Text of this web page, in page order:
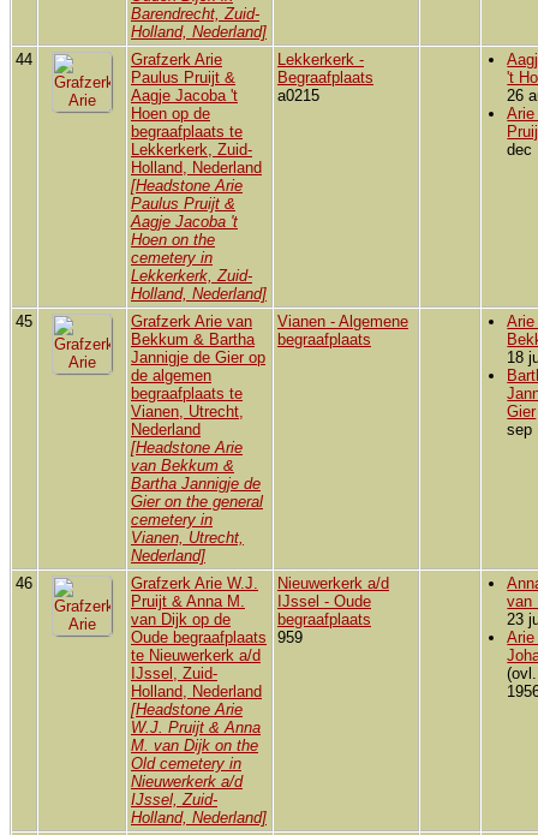
Barendrecht, Zuid-
Holland, Nederland]
44
Grafzerk Arie
Paulus Pruijt &
Aagje Jacoba 't
Hoen op de
begraafplaats te
Lekkerkerk, Zuid-
Holland, Nederland
[Headstone Arie
Paulus Pruijt &
Aagje Jacoba 't
Hoen on the
cemetery in
Lekkerkerk, Zuid-
Holland, Nederland]
Lekkerkerk -
Begraafplaats
a0215
't
26
dec
45
Grafzerk Arie van
Bekkum & Bartha
Jannigje de Gier op
de algemen
begraafplaats te
Vianen, Utrecht,
Nederland
[Headstone Arie
van Bekkum &
Bartha Jannigje de
Gier on the general
cemetery in
Vianen, Utrecht,
Nederland]
Vianen - Algemene
begraafplaats
18
Gier
sep
46
Grafzerk Arie W.J.
Pruijt & Anna M.
van Dijk op de
Oude begraafplaats
te Nieuwerkerk a/d
IJssel, Zuid-
Holland, Nederland
[Headstone Arie
W.J. Pruijt & Anna
M. van Dijk on the
Old cemetery in
Nieuwerkerk a/d
IJssel, Zuid-
Holland, Nederland]
Nieuwerkerk a/d
IJssel - Oude
begraafplaats
959
van
23